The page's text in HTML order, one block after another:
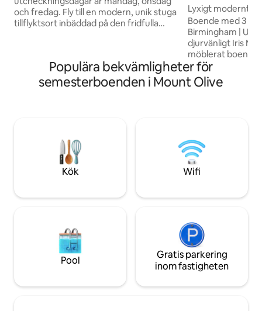
och fredag. Fly till en modern, unik stuga
tillflyktsort inbäddad på den fridfulla
oas där du kan koppla av och
återförenas. Njut av den fantastiska
utsikten över vattnet, eller sola. Njut av
tillflyktsort för en.
Lyxigt modernt
badrum,
Boende med 3
Birmingham |
djurvänligt Iris
möblerat boende
minuter från
för gäster som
hotellrum.
tvättmöjligheter,
bakgård där din
allt i ett lugnt
Populära bekvämligheter för
semesterboenden i Mount Olive
Kök Wifi
Pool
Gratis parkering
inom fastigheten